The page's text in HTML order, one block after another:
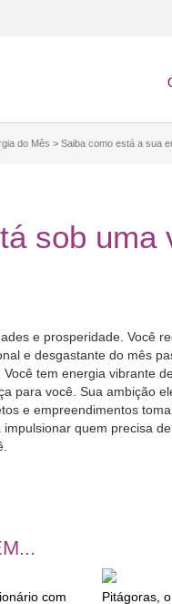
do Mês > Saiba como está a sua
sob uma
e prosperidade. Você
e desgastante do mês
tem energia vibrante
para você. Sua ambição
e empreendimentos
quem precisa
com
Pitágoras,